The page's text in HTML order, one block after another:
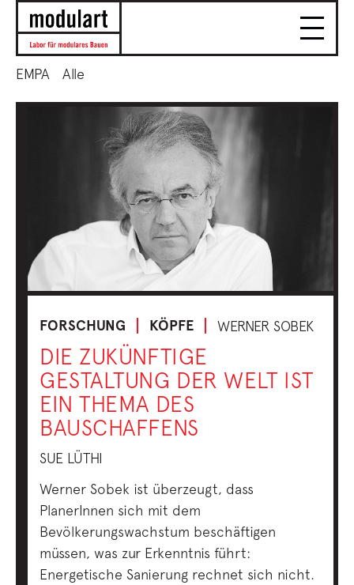
EMPA Alle
FORSCHUNG KÖPFE WERNER SOBEK
DIE ZUKÜNFTIGE
GESTALTUNG DER WELT IST
EIN THEMA DES
BAUSCHAFFENS
SUE LÜTHI
Werner Sobek ist überzeugt, dass
PlanerInnen sich mit dem
Bevölkerungswachstum beschäftigen
müssen, was zur Erkenntnis führt:
Energetische Sanierung rechnet sich nicht.